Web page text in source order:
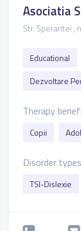
Asociatia
Str. Sperantei ,
Educational
Dezvoltare
Therapy
Copii
Disorder types
TSI-Dislexie